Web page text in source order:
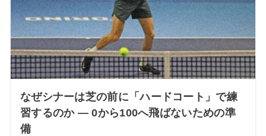
なぜシナーは芝の前に「ハードコート」で練
習するのか — 0から100へ飛ばないための準
備